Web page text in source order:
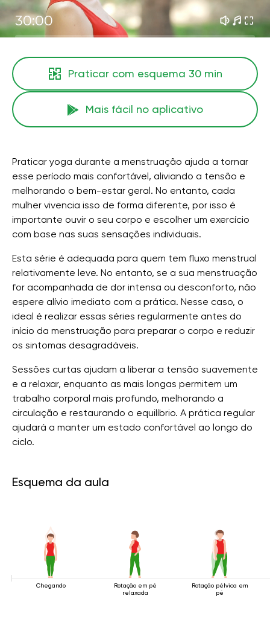
30:00
Praticar com esquema 30 min
Mais fácil no aplicativo
Praticar yoga durante a menstruação ajuda a tornar
esse período mais confortável, aliviando a tensão e
melhorando o bem-estar geral. No entanto, cada
mulher vivencia isso de forma diferente, por isso é
importante ouvir o seu corpo e escolher um exercício
com base nas suas sensações individuais.
Esta série é adequada para quem tem fluxo menstrual
relativamente leve. No entanto, se a sua menstruação
for acompanhada de dor intensa ou desconforto, não
espere alívio imediato com a prática. Nesse caso, o
ideal é realizar essas séries regularmente antes do
início da menstruação para preparar o corpo e reduzir
os sintomas desagradáveis.
Sessões curtas ajudam a liberar a tensão suavemente
e a relaxar, enquanto as mais longas permitem um
trabalho corporal mais profundo, melhorando a
circulação e restaurando o equilíbrio. A prática regular
ajudará a manter um estado confortável ao longo do
ciclo.
Esquema da aula
Chegando
Rotação em pé
relaxada
Rotação pélvica em
pé